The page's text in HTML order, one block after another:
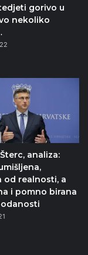
gorivo u
nekoliko
analiza:
od realnosti, a
i pomno birana